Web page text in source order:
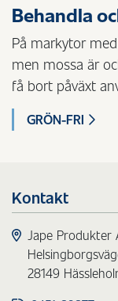
Behandla
På markytor
men mossa är
få bort påväxt
GRÖN-FRI
Kontakt
Jape Produkter
28149